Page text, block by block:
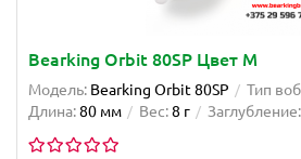
Bearking Orbit 80SP Цвет M
Модель: Bearking Orbit 80SP Тип
Длина:80 мм Вес:8 г Заглубление: